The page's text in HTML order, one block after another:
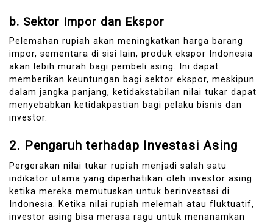
b. Sektor Impor dan Ekspor
Pelemahan rupiah akan meningkatkan harga barang
impor, sementara di sisi lain, produk ekspor Indonesia
akan lebih murah bagi pembeli asing. Ini dapat
memberikan keuntungan bagi sektor ekspor, meskipun
dalam jangka panjang, ketidakstabilan nilai tukar dapat
menyebabkan ketidakpastian bagi pelaku bisnis dan
investor.
2. Pengaruh terhadap Investasi Asing
Pergerakan nilai tukar rupiah menjadi salah satu
indikator utama yang diperhatikan oleh investor asing
ketika mereka memutuskan untuk berinvestasi di
Indonesia. Ketika nilai rupiah melemah atau fluktuatif,
investor asing bisa merasa ragu untuk menanamkan